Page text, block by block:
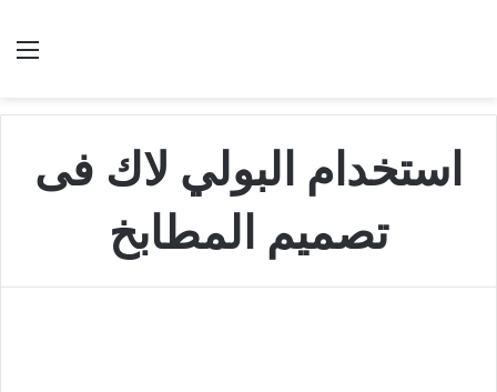
استخدام البولي لاك فى
تصميم المطابخ